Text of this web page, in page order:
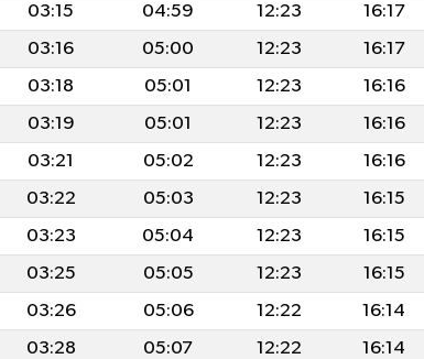
03:15 04:59 12:23 16:17
03:16 05:00 12:23 16:17
03:18 05:01 12:23 16:16
03:19 05:01 12:23 16:16
03:21 05:02 12:23 16:16
03:22 05:03 12:23 16:15
03:23 05:04 12:23 16:15
03:25 05:05 12:23 16:15
03:26 05:06 12:22 16:14
03:28 05:07 12:22 16:14